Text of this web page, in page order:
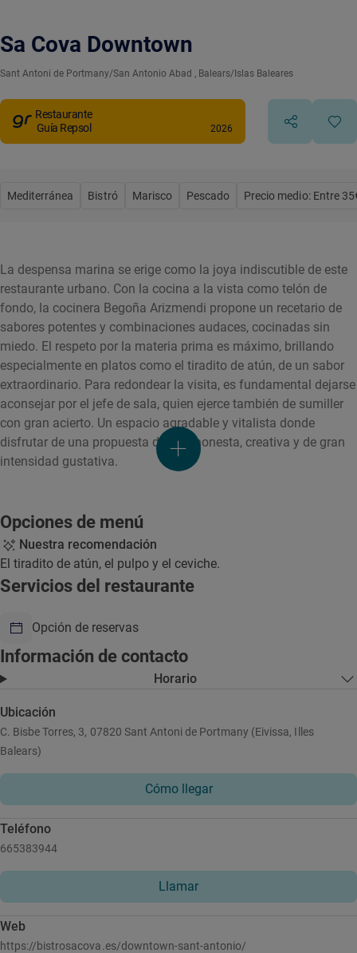
Sa Cova Downtown
Sant Antoni de Portmany/San Antonio Abad , Balears/Islas Baleares
Restaurante
Guía Repsol
2026
Mediterránea Bistró Marisco Pescado Precio medio: Entre
La despensa marina se erige como la joya indiscutible de este
restaurante urbano. Con la cocina a la vista como telón de
fondo, la cocinera Begoña Arizmendi propone un recetario de
sabores potentes y combinaciones audaces, cocinadas sin
miedo. El respeto por la materia prima es máximo, brillando
especialmente en platos como el tiradito de atún, de un sabor
extraordinario. Para redondear la visita, es fundamental dejarse
aconsejar por el jefe de sala, quien ejerce también de sumiller
con gran acierto. Un espacio agradable y vitalista donde
disfrutar de una propuesta de mar honesta, creativa y de gran
intensidad gustativa.
Opciones de menú
Nuestra recomendación
El tiradito de atún, el pulpo y el ceviche.
Servicios del restaurante
Opción de reservas
Información de contacto
Horario
Ubicación
C. Bisbe Torres, 3, 07820 Sant Antoni de Portmany (Eivissa, Illes
Balears)
Cómo llegar
Teléfono
665383944
Llamar
Web
https://bistrosacova.es/downtown-sant-antonio/